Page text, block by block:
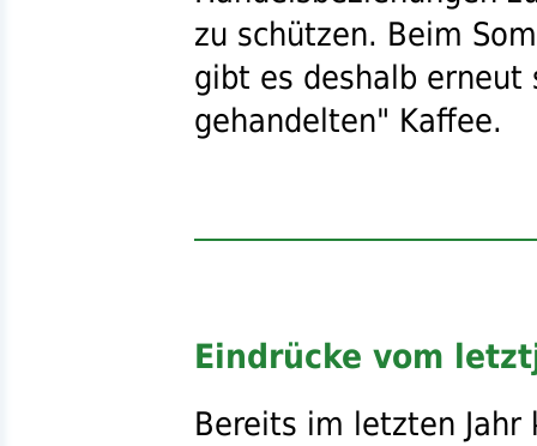
zu schützen. Beim
gibt es deshalb
gehandelten" Kaffee.
Eindrücke vom
Bereits im letzten